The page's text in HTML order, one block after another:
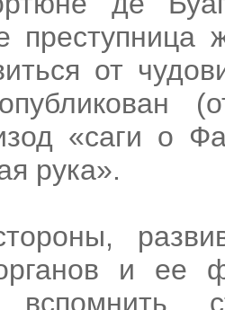
преступница
от
«саги о
рука».
и ее
вспомнить